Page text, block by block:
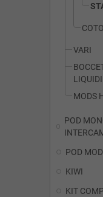
VARI
LIQUIDI
MODS
POD
POD MOD
KIWI
KIT